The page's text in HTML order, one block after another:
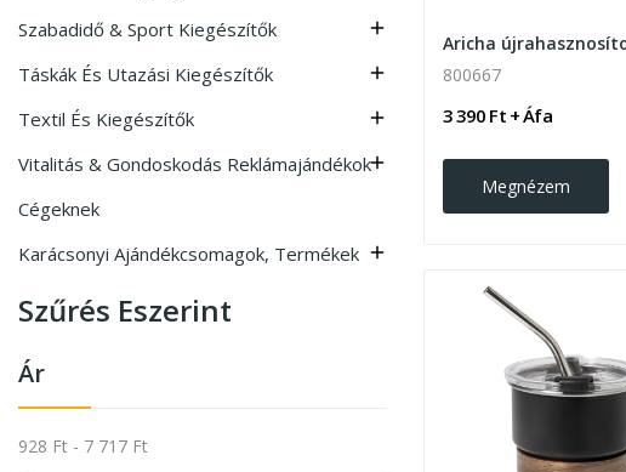
Szabadidő & Sport Kiegészítők 
Táskák És Utazási Kiegészítők 
Textil És Kiegészítők 
Vitalitás & Gondoskodás Reklámajándékok
Cégeknek

Karácsonyi Ajándékcsomagok, Termékek 
Szűrés Eszerint
Ár
928 Ft - 7 717 Ft
800667
3 390 Ft + Áfa
Megnézem